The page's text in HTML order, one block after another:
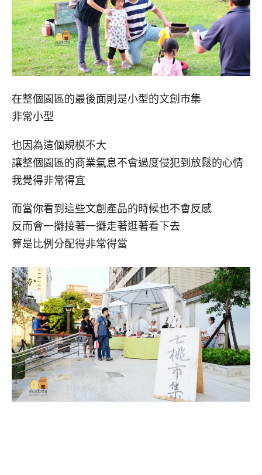
在整個園區的最後面則是小型的文創市集
非常小型
也因為這個規模不大
讓整個園區的商業氣息不會過度侵犯到放鬆的心情
我覺得非常得宜
而當你看到這些文創產品的時候也不會反感
反而會一攤接著一攤走著逛著看下去
算是比例分配得非常得當